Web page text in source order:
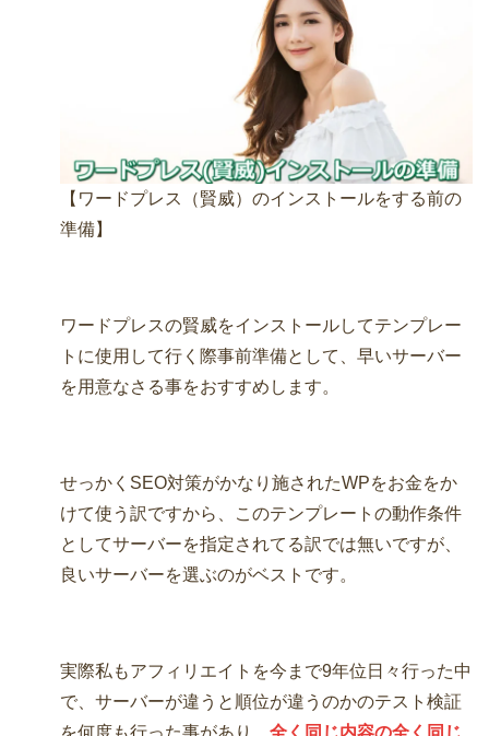
【ワードプレス（賢威）のインストールをする前の
準備】
ワードプレスの賢威をインストールしてテンプレー
トに使用して行く際事前準備として、 早いサーバー
を用意なさる事をおすすめします。
せっかくSEO対策がかなり施されたWPをお金をか
けて使う訳ですから、このテンプレートの動作条件
としてサーバーを指定されてる訳では無いですが、
良いサーバーを選ぶのがベストです。
実際私もアフィリエイトを今まで9年位日々行った中
で、サーバーが違うと順位が違うのかのテスト検証
を何度も行った事があり、 全く同じ内容の全く同じ